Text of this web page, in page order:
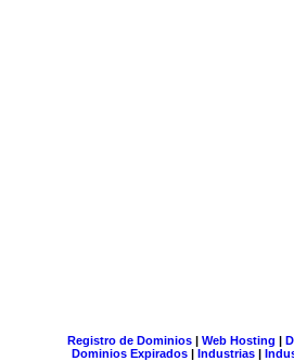
Registro de Dominios| Web Hosting |
Dominios Expirados | Industrias |